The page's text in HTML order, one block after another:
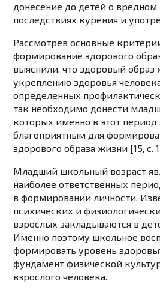
донесение до детей о вредном
последствиях курения и
Рассмотрев основные
формирование здорового
выяснили, что здоровый образ
укреплению здоровья
определенных
так необходимо донести
которых именно в этот период
благоприятным для
здорового образа жизни [15, c.
Младший школьный возраст
наиболее ответственных
в формировании личности.
психических и
взрослых закладываются в
Именно поэтому школьное
формировать уровень
фундамент физической
взрослого человека.